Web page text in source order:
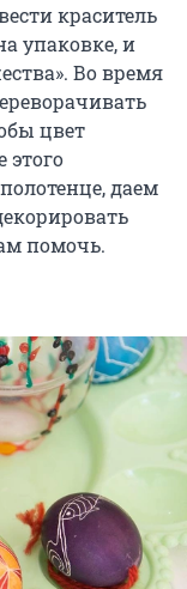
краситель
упаковке, и
Во время
цвет
этого
даем
помочь.